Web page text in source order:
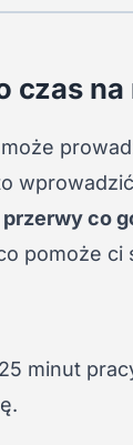
czas na
co
pomoże ci
minut